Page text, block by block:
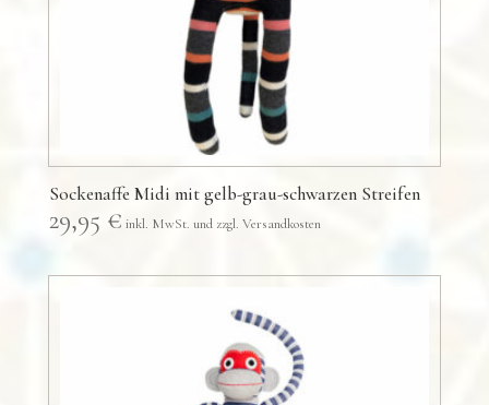
Sockenaffe Midi mit gelb-grau-schwarzen Streifen
29,95 €